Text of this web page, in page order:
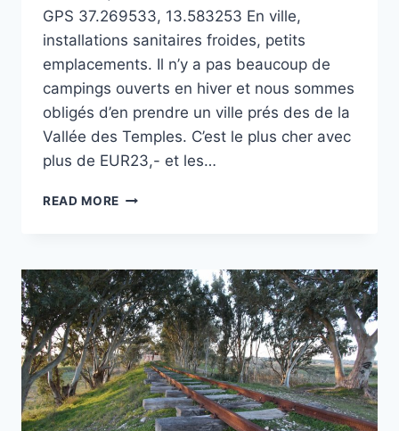
GPS 37.269533, 13.583253 En ville,
installations sanitaires froides, petits
emplacements. Il n’y a pas beaucoup de
campings ouverts en hiver et nous sommes
obligés d’en prendre un ville prés des de la
Vallée des Temples. C’est le plus cher avec
plus de EUR23,- et les…
READ MORE CAMPING
À
SAN
LEONE